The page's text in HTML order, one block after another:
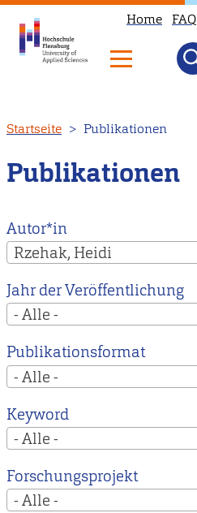
zum
Inhalt
Home FAQ
Startseite Publikationen
Publikationen
Autor*in
Rzehak, Heidi
Jahr der Veröffentlichung
- Alle -
Publikationsformat
- Alle -
Keyword
- Alle -
Forschungsprojekt
- Alle -